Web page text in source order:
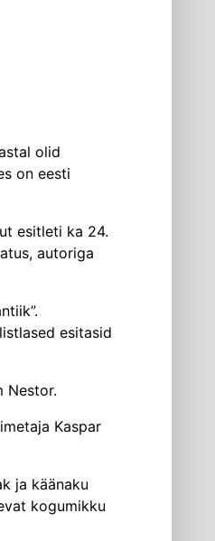
olid
on eesti
esitleti ka 24.
autoriga
esitasid
Nestor.
Kaspar
ja käänaku
kogumikku